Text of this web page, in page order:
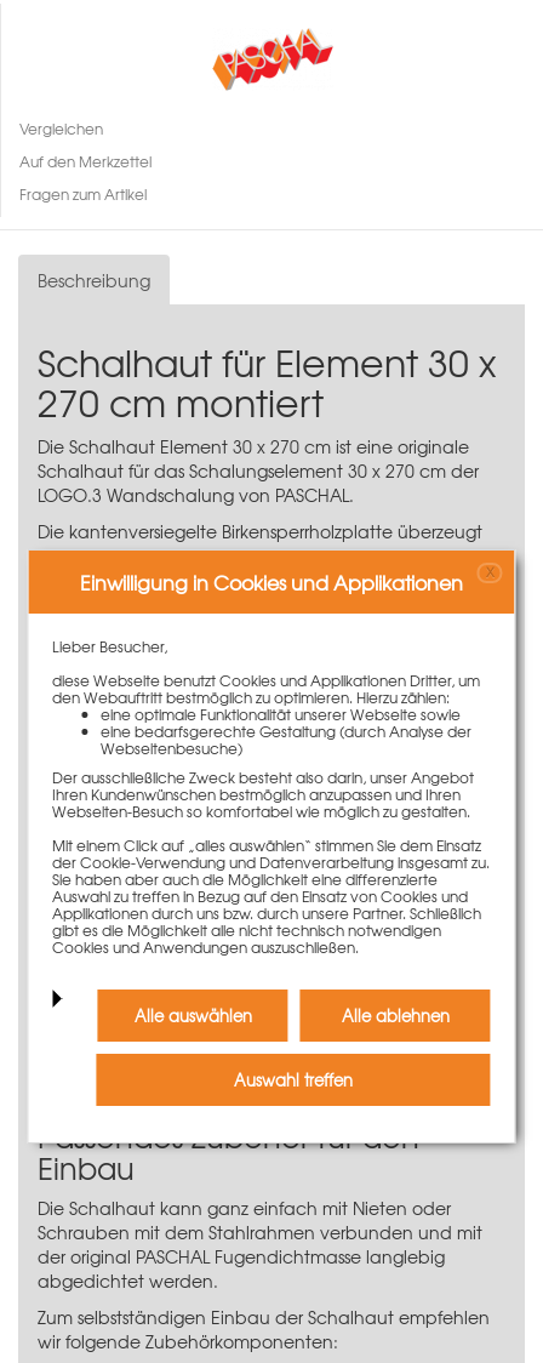
Vergleichen
Auf den Merkzettel
Fragen zum Artikel
Beschreibung
Schalhaut für Element 30 x
270 cm montiert
Die Schalhaut Element 30 x 270 cm ist eine originale
Schalhaut für das Schalungselement 30 x 270 cm der
LOGO.3 Wandschalung von PASCHAL.
Die kantenversiegelte Birkensperrholzplatte überzeugt
als Ersatz-Schalhaut in Herstellerqualität. Dank der
robusten und langlebigen Beschichtung aus Phenolharz
16 mm finnisches Birkensperrholz, 12-schichtig
Lange Lebensdauer und damit große
Einsatzhäufigkeit
Beste Betonergebnisse dank
Phenolharzbeschichtung
Anwendungsinformation
Die Schalhaut für das LOGO.3-Element 30 x 270 cm
entspricht den höchsten Qualitätsansprüchen. Die
rundum verlaufende Kantenversiegelung verhindert ein
ungleichmäßiges Aufquellen der Schalhaut am
Plattenrand. Zudem überzeugt die 16 mm starke und
Einsatzhäufigkeit.
und mit Spannstabführungsbuchsen verstärkt, die
ebenso mit PVC-Stopfen verschlossen sind.
Passendes Zubehör für den
Einbau
Die Schalhaut kann ganz einfach mit Nieten oder
Schrauben mit dem Stahlrahmen verbunden und mit
der original PASCHAL Fugendichtmasse langlebig
abgedichtet werden.
Zum selbstständigen Einbau der Schalhaut empfehlen
wir folgende Zubehörkomponenten:
Einwilligung in Cookies und Applikationen X
Lieber Besucher,
diese Webseite benutzt Cookies und Applikationen Dritter, um
den Webauftritt bestmöglich zu optimieren. Hierzu zählen:
eine optimale Funktionalität unserer Webseite sowie
eine bedarfsgerechte Gestaltung (durch Analyse der
Webseitenbesuche)
Der ausschließliche Zweck besteht also darin, unser Angebot
Ihren Kundenwünschen bestmöglich anzupassen und Ihren
Webseiten-Besuch so komfortabel wie möglich zu gestalten.
Mit einem Click auf „alles auswählen“ stimmen Sie dem Einsatz
der Cookie-Verwendung und Datenverarbeitung insgesamt zu.
Sie haben aber auch die Möglichkeit eine differenzierte
Auswahl zu treffen in Bezug auf den Einsatz von Cookies und
Applikationen durch uns bzw. durch unsere Partner. Schließlich
gibt es die Möglichkeit alle nicht technisch notwendigen
Cookies und Anwendungen auszuschließen.
Alle auswählen Alle ablehnen
Auswahl treffen